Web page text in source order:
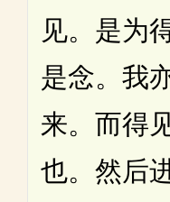
见。是为
是念。我
来。而得
也。然后